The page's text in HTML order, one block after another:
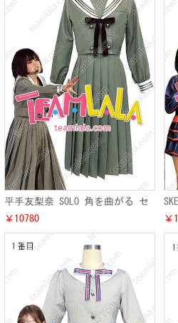
平手友梨奈 SOLO 角を曲がる セ
ーラー服 欅坂46 てち ソロ曲 制
服 オーダー
￥10780
須
￥